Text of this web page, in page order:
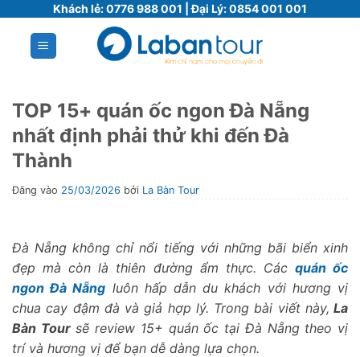
Khách lẻ:0776 988 001 | Đại Lý:0854 001 001
TOP 15+ quán ốc ngon Đà Nẵng
nhất định phải thử khi đến Đà
Thành
Đăng vào 25/03/2026 bởi La Bàn Tour
Đà Nẵng không chỉ nổi tiếng với những bãi biển xinh
đẹp mà còn là thiên đường ẩm thực. Các quán ốc
ngon Đà Nẵng luôn hấp dẫn du khách với hương vị
chua cay đậm đà và giả hợp lý. Trong bài viết này, La
Bàn Toursẽ review 15+ quán ốc tại Đà Nẵng theo vị
trí và hương vị để bạn dễ dàng lựa chọn.